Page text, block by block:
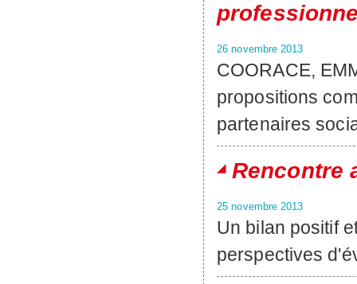
26 novembre 2013
COORACE,
propositions
partenaires
Rencontre
25 novembre 2013
Un bilan positif
perspectives